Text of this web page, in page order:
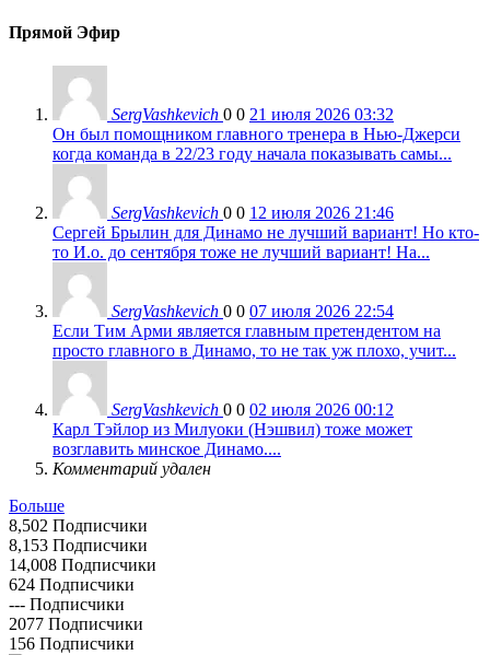
Прямой Эфир
SergVashkevich 0 0 21 июля 2026 03:32
Он был помощником главного тренера в Нью-Джерси
когда команда в 22/23 году начала показывать самы...
SergVashkevich 0 0 12 июля 2026 21:46
Сергей Брылин для Динамо не лучший вариант! Но кто-
то И.о. до сентября тоже не лучший вариант! На...
SergVashkevich 0 0 07 июля 2026 22:54
Если Тим Арми является главным претендентом на
просто главного в Динамо, то не так уж плохо, учит...
SergVashkevich 0 0 02 июля 2026 00:12
Карл Тэйлор из Милуоки (Нэшвил) тоже может
возглавить минское Динамо....
Комментарий удален
Больше
8,502 Подписчики
8,153 Подписчики
14,008 Подписчики
624 Подписчики
--- Подписчики
2077 Подписчики
156 Подписчики